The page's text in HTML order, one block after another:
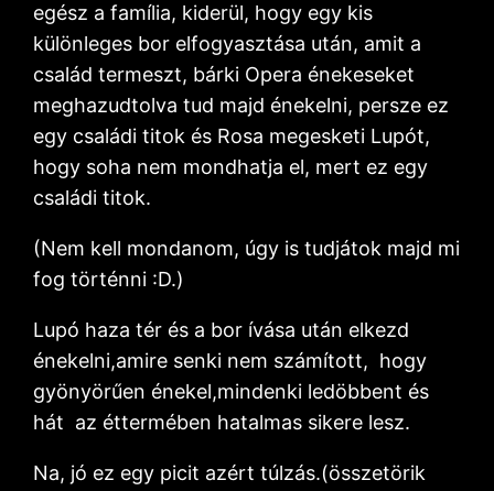
egész a família, kiderül, hogy egy kis
különleges bor elfogyasztása után, amit a
család termeszt, bárki Opera énekeseket
meghazudtolva tud majd énekelni, persze ez
egy családi titok és Rosa megesketi Lupót,
hogy soha nem mondhatja el, mert ez egy
családi titok.
(Nem kell mondanom, úgy is tudjátok majd mi
fog történni :D.)
Lupó haza tér és a bor ívása után elkezd
énekelni,amire senki nem számított, hogy
gyönyörűen énekel,mindenki ledöbbent és
hát az éttermében hatalmas sikere lesz.
Na, jó ez egy picit azért túlzás.(összetörik